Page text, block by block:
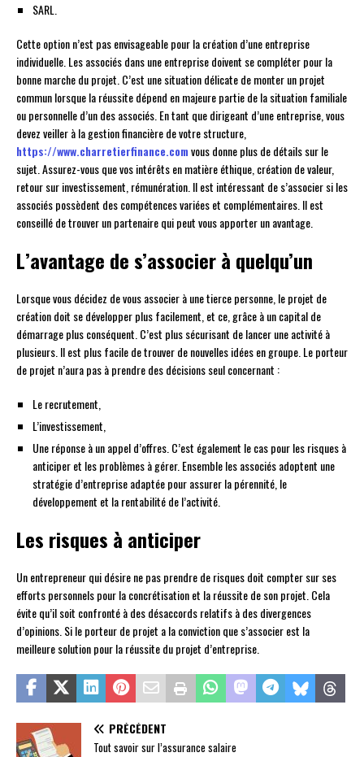
SARL.
Cette option n’est pas envisageable pour la création d’une entreprise
individuelle. Les associés dans une entreprise doivent se compléter pour la
bonne marche du projet. C’est une situation délicate de monter un projet
commun lorsque la réussite dépend en majeure partie de la situation familiale
ou personnelle d’un des associés. En tant que dirigeant d’une entreprise, vous
devez veiller à la gestion financière de votre structure,
https://www.charretierfinance.comvous donne plus de détails sur le
sujet. Assurez-vous que vos intérêts en matière éthique, création de valeur,
retour sur investissement, rémunération. Il est intéressant de s’associer si les
associés possèdent des compétences variées et complémentaires. Il est
conseillé de trouver un partenaire qui peut vous apporter un avantage.
L’avantage de s’associer à quelqu’un
Lorsque vous décidez de vous associer à une tierce personne, le projet de
création doit se développer plus facilement, et ce, grâce à un capital de
démarrage plus conséquent. C’est plus sécurisant de lancer une activité à
plusieurs. Il est plus facile de trouver de nouvelles idées en groupe. Le porteur
de projet n’aura pas à prendre des décisions seul concernant :
Le recrutement,
L’investissement,
Une réponse à un appel d’offres. C’est également le cas pour les risques à
anticiper et les problèmes à gérer. Ensemble les associés adoptent une
stratégie d’entreprise adaptée pour assurer la pérennité, le
développement et la rentabilité de l’activité.
Les risques à anticiper
Un entrepreneur qui désire ne pas prendre de risques doit compter sur ses
efforts personnels pour la concrétisation et la réussite de son projet. Cela
évite qu’il soit confronté à des désaccords relatifs à des divergences
d’opinions. Si le porteur de projet a la conviction que s’associer est la
meilleure solution pour la réussite du projet d’entreprise.
PRÉCÉDENT
Tout savoir sur l’assurance salaire